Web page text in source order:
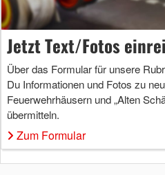
Jetzt Text/Fotos
Über das Formular für unsere
Du Informationen und Fotos zu
Feuerwehrhäusern und „Alten
übermitteln.
Zum Formular